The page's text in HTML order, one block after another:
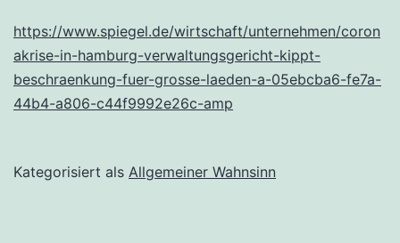
https://www.spiegel.de/wirtschaft/unternehmen/coron
akrise-in-hamburg-verwaltungsgericht-kippt-
beschraenkung-fuer-grosse-laeden-a-05ebcba6-fe7a-
44b4-a806-c44f9992e26c-amp
Kategorisiert als Allgemeiner Wahnsinn